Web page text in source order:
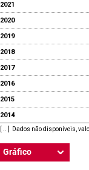
2021
2020
2019
2018
2017
2016
2015
2014
Dados não disponíveis,
Gráfico